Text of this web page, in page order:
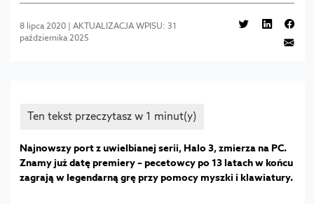
8 lipca 2020 | AKTUALIZACJA WPISU: 31
października 2025
Najnowszy port z uwielbianej serii, Halo 3, zmierza na PC.
Znamy już datę premiery – pecetowcy po 13 latach w końcu
zagrają w legendarną grę przy pomocy myszki i klawiatury.